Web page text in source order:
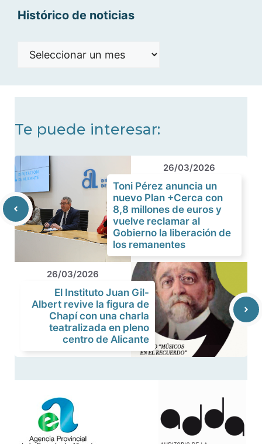
Histórico de noticias
Histórico
Te puede interesar:
26/03/2026
Toni Pérez anuncia un
nuevo Plan +Cerca con
8,8 millones de euros y
vuelve reclamar al
Gobierno la liberación de
los remanentes
26/03/2026
El Instituto Juan Gil-
Albert revive la figura de
Chapí con una charla
teatralizada en pleno
centro de Alicante